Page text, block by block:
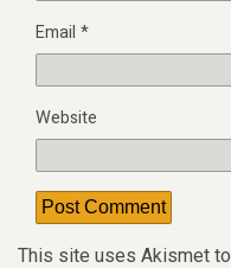
Email *
Website
This site uses Akismet